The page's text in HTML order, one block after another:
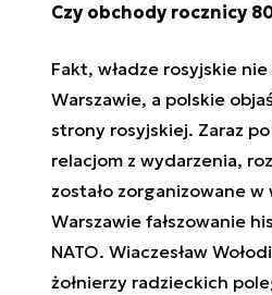
Czy obchody rocznicy
Fakt, władze rosyjskie
Warszawie, a polskie
strony rosyjskiej. Zaraz
relacjom z wydarzenia,
zostało zorganizowane
Warszawie fałszowanie
NATO. Wiaczesław
żołnierzy radzieckich